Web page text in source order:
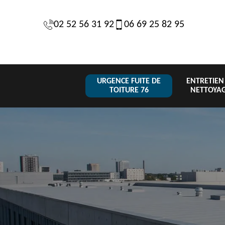
02 52 56 31 92 06 69 25 82 95
URGENCE FUITE DE
TOITURE 76
Réparation de
toiture 76
Urgence fuite
de toiture 76
de
tuile 76